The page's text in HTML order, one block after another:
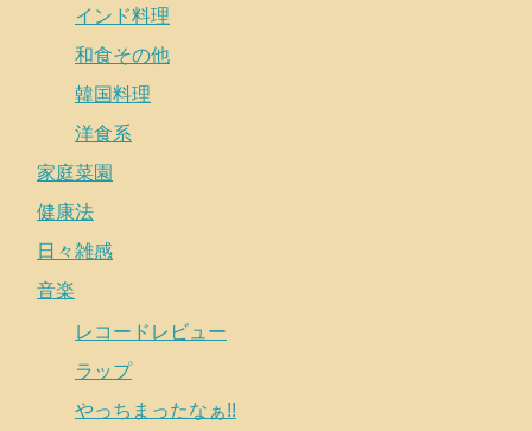
インド料理
和食その他
韓国料理
洋食系
家庭菜園
健康法
日々雑感
音楽
レコードレビュー
ラップ
やっちまったなぁ!!